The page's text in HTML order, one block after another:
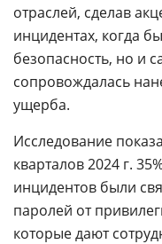
отраслей, сделав
инцидентах, когда
безопасность, но и
сопровождалась
ущерба.
Исследование
кварталов 2024 г.
инцидентов были
паролей от
которые дают